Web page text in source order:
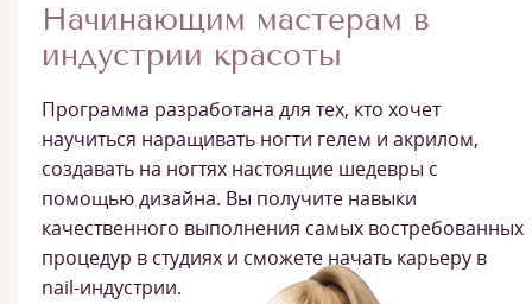
Начинающим мастерам в
индустрии красоты
Программа разработана для тех, кто хочет
научиться наращивать ногти гелем и акрилом,
создавать на ногтях настоящие шедевры с
помощью дизайна. Вы получите навыки
качественного выполнения самых востребованных
процедур в студиях и сможете начать карьеру в
nail-индустрии.